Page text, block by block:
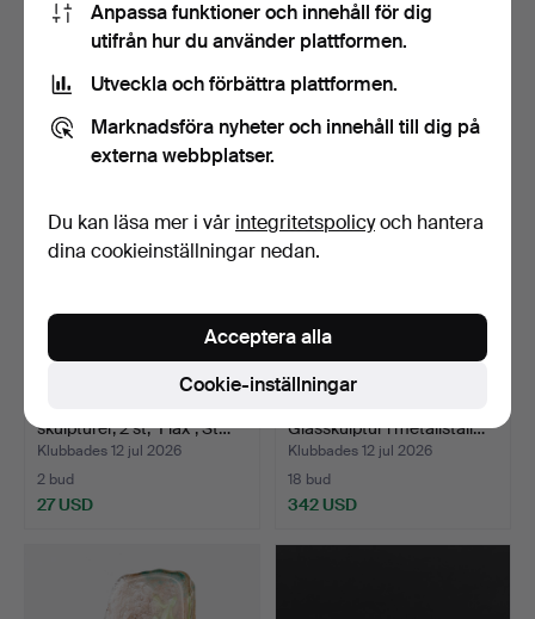
skulptur, nagellack, Kosta…
Klubbades 12 jul 2026
14 bud
VALLIEN. vas, "Open
Minds", …
Klubbades 12 jul 2026
21 bud
skulpturer, 2 st, "Flax", St…
Klubbades 12 jul 2026
2 bud
27 USD
Glasskulptur i metallställ…
Klubbades 12 jul 2026
18 bud
342 USD
Anpassa funktioner och innehåll för dig
utifrån hur du använder plattformen.
Utveckla och förbättra plattformen.
Marknadsföra nyheter och innehåll till dig på
externa webbplatser.
Du kan läsa mer i vår integritetspolicyoch hantera
dina cookieinställningar nedan.
Cookie-inställningar
Acceptera alla